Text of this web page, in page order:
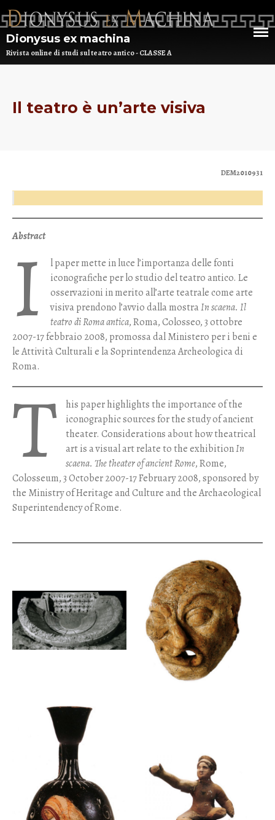
HOME
Dionysus ex machina
Rivista online di studi sul teatro antico - CLASSE A
Il teatro è un’arte visiva
DEM2010931
Abstract
I
l paper mette in luce l’importanza delle fonti
iconografiche per lo studio del teatro antico. Le
osservazioni in merito all’arte teatrale come arte
visiva prendono l’avvio dalla mostraIn scaena. Il
teatro di Roma antica, Roma, Colosseo, 3 ottobre
2007-17 febbraio 2008, promossa dal Ministero per i beni e
le Attività Culturali e la Soprintendenza Archeologica di
Roma.
T
his paper highlights the importance of the
iconographic sources for the study of ancient
theater. Considerations about how theatrical
art is a visual art relate to the exhibitionIn
scaena. The theater of ancient Rome, Rome,
Colosseum, 3 October 2007-17 February 2008, sponsored by
the Ministry of Heritage and Culture and the Archaeological
Superintendency of Rome.